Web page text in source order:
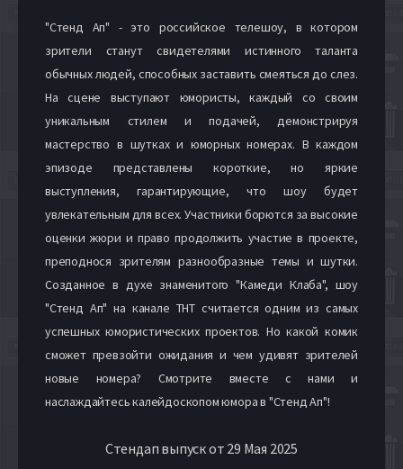
"Стенд Ап" - это российское телешоу, в котором
зрители станут свидетелями истинного таланта
обычных людей, способных заставить смеяться до слез.
На сцене выступают юмористы, каждый со своим
уникальным стилем и подачей, демонстрируя
мастерство в шутках и юморных номерах. В каждом
эпизоде представлены короткие, но яркие
выступления, гарантирующие, что шоу будет
увлекательным для всех. Участники борются за высокие
оценки жюри и право продолжить участие в проекте,
преподнося зрителям разнообразные темы и шутки.
Созданное в духе знаменитого "Камеди Клаба", шоу
"Стенд Ап" на канале ТНТ считается одним из самых
успешных юмористических проектов. Но какой комик
сможет превзойти ожидания и чем удивят зрителей
новые номера? Смотрите вместе с нами и
наслаждайтесь калейдоскопом юмора в "Стенд Ап"!
Стендап выпуск от 29 Мая 2025